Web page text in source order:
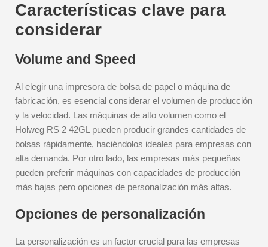
Características clave para
considerar
Volume and Speed
Al elegir una impresora de bolsa de papel o máquina de
fabricación, es esencial considerar el volumen de producción
y la velocidad. Las máquinas de alto volumen como el
Holweg RS 2 42GL pueden producir grandes cantidades de
bolsas rápidamente, haciéndolos ideales para empresas con
alta demanda. Por otro lado, las empresas más pequeñas
pueden preferir máquinas con capacidades de producción
más bajas pero opciones de personalización más altas.
Opciones de personalización
La personalización es un factor crucial para las empresas